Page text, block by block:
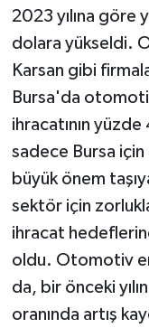
2023 yılına göre
dolara yükseldi.
Karsan gibi
Bursa'da
ihracatının
sadece Bursa
büyük önem
sektör için
ihracat
oldu. Otomotiv
da, bir önceki
oranında artış